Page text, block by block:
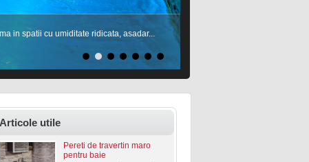
in spatii cu umiditate ridicata, asadar...
Articole utile
Pereti de travertin maro
pentru baie